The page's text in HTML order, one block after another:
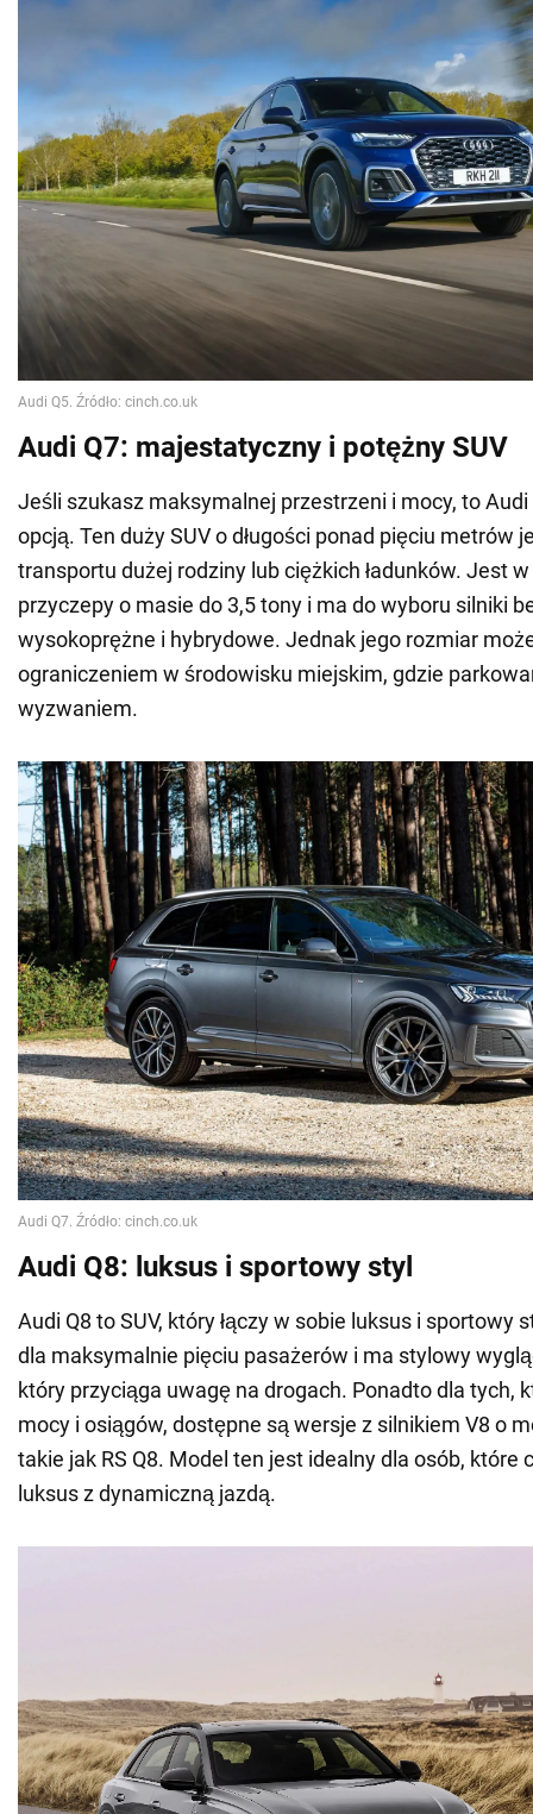
Audi Q7: majestatyczny i potężny SUV
Jeśli szukasz maksymalnej przestrzeni i mocy, to Audi
opcją. Ten duży SUV o długości ponad pięciu metrów
transportu dużej rodziny lub ciężkich ładunków. Jest
przyczepy o masie do 3,5 tony i ma do wyboru silniki
wysokoprężne i hybrydowe. Jednak jego rozmiar
ograniczeniem w środowisku miejskim, gdzie
wyzwaniem.
Audi Q8: luksus i sportowy styl
Audi Q8 to SUV, który łączy w sobie luksus i sportowy
dla maksymalnie pięciu pasażerów i ma stylowy
który przyciąga uwagę na drogach. Ponadto dla tych,
mocy i osiągów, dostępne są wersje z silnikiem V8 o
takie jak RS Q8. Model ten jest idealny dla osób, które
luksus z dynamiczną jazdą.